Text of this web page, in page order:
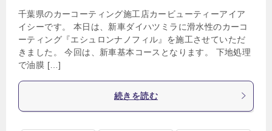
千葉県のカーコーティング施工店カービューティーアイア
イシーです。 本日は、新車ダイハツミラに滑水性のカーコ
ーティング『エシュロンナノフィル』を施工させていただ
きました。 今回は、新車基本コースとなります。 下地処理
で油膜 […]
続きを読む